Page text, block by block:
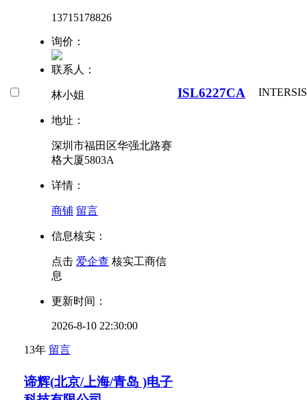
13715178826
询价：
联系人：
林小姐
地址：
深圳市福田区华强北路赛
格大厦5803A
详情：
商铺 留言
信息核实：
点击 爱企查 核实工商信
息
更新时间：
2026-8-10 22:30:00
13年 留言
ISL6227CA INTERSI
谛辉(北京/上海/青岛 )电子